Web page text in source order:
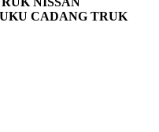
CADANG TRUK